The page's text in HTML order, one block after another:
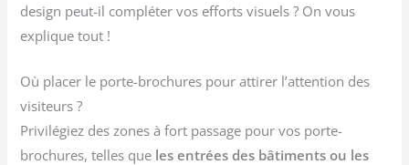
design peut-il compléter vos efforts visuels ? On vous
explique tout !
Où placer le porte-brochures pour attirer l’attention des
visiteurs ?
Privilégiez des zones à fort passage pour vos porte-
brochures, telles que les entrées des bâtiments ou les